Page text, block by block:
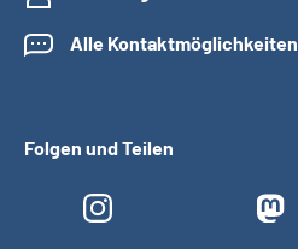
Alle Kontaktmöglichkeiten
Folgen und Teilen